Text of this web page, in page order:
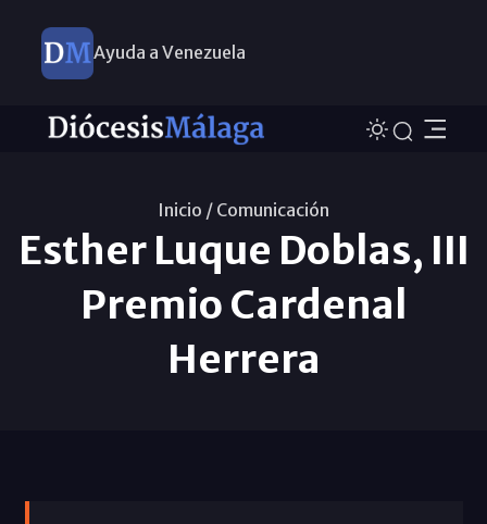
Ayuda a Venezuela
Inicio / Comunicación
Esther Luque Doblas, III
Premio Cardenal
Herrera